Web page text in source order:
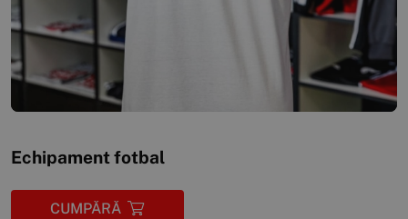
Echipament fotbal
CUMPĂRĂ